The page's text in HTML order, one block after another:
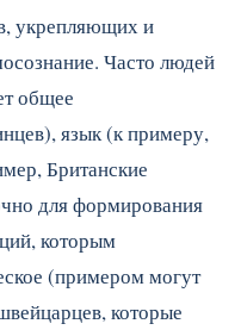
укрепляющих и
Часто людей
общее
язык (к примеру,
Британские
для формирования
которым
(примером могут
которые